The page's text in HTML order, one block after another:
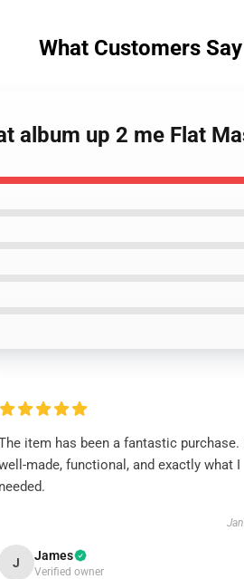
What Customers Say
album up 2 me Flat
item has been a fantastic purchase.
made, functional, and exactly what I
needed.
J James
Verified owner